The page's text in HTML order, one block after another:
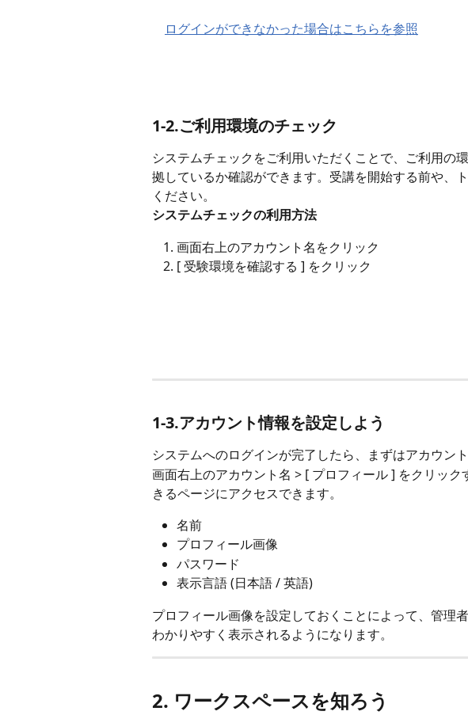
ログインができなかった場合はこちらを参照
1-2.ご利用環境のチェック
システムチェックをご利用いただくことで、ご利用の
拠しているか確認ができます。受講を開始する前や、
ください。
システムチェックの利用方法
画面右上のアカウント名をクリック
[ 受験環境を確認する ] をクリック
1-3.アカウント情報を設定しよう
システムへのログインが完了したら、まずはアカウン
画面右上のアカウント名 > [ プロフィール ] をクリッ
きるページにアクセスできます。
名前
プロフィール画像
パスワード
表示言語 (日本語 / 英語)
プロフィール画像を設定しておくことによって、管理
わかりやすく表示されるようになります。
2. ワークスペースを知ろう